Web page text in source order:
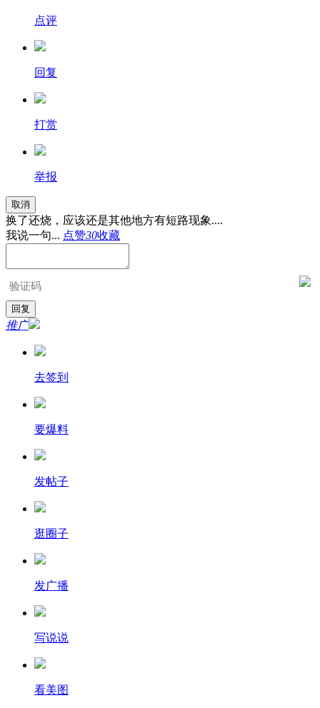
点评
回复
打赏
举报
取消
换了还烧，应该还是其他地方有短路现象....
我说一句... 点赞30收藏
推广
去签到
要爆料
发帖子
逛圈子
发广播
写说说
看美图